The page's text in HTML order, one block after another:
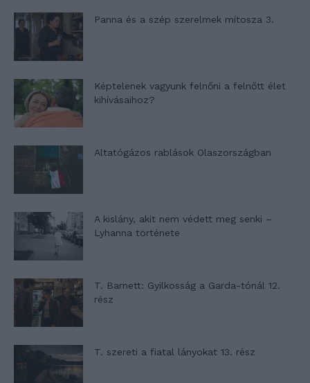
Panna és a szép szerelmek mítosza 3.
Képtelenek vagyunk felnőni a felnőtt élet
kihívásaihoz?
Altatógázos rablások Olaszországban
A kislány, akit nem védett meg senki –
Lyhanna története
T. Barnett: Gyilkosság a Garda-tónál 12.
rész
T. szereti a fiatal lányokat 13. rész